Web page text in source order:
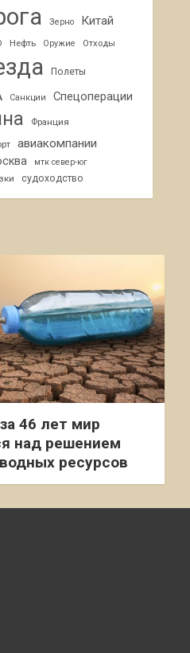
Зерно Китай
Нефть Оружие Отходы
Полеты
Санкции Спецоперации
Франция
авиакомпании
мтк север-юг
судоходство
46 лет мир
над решением
ресурсов